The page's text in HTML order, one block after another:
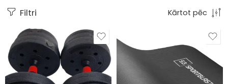
Filtri Kārtot pēc